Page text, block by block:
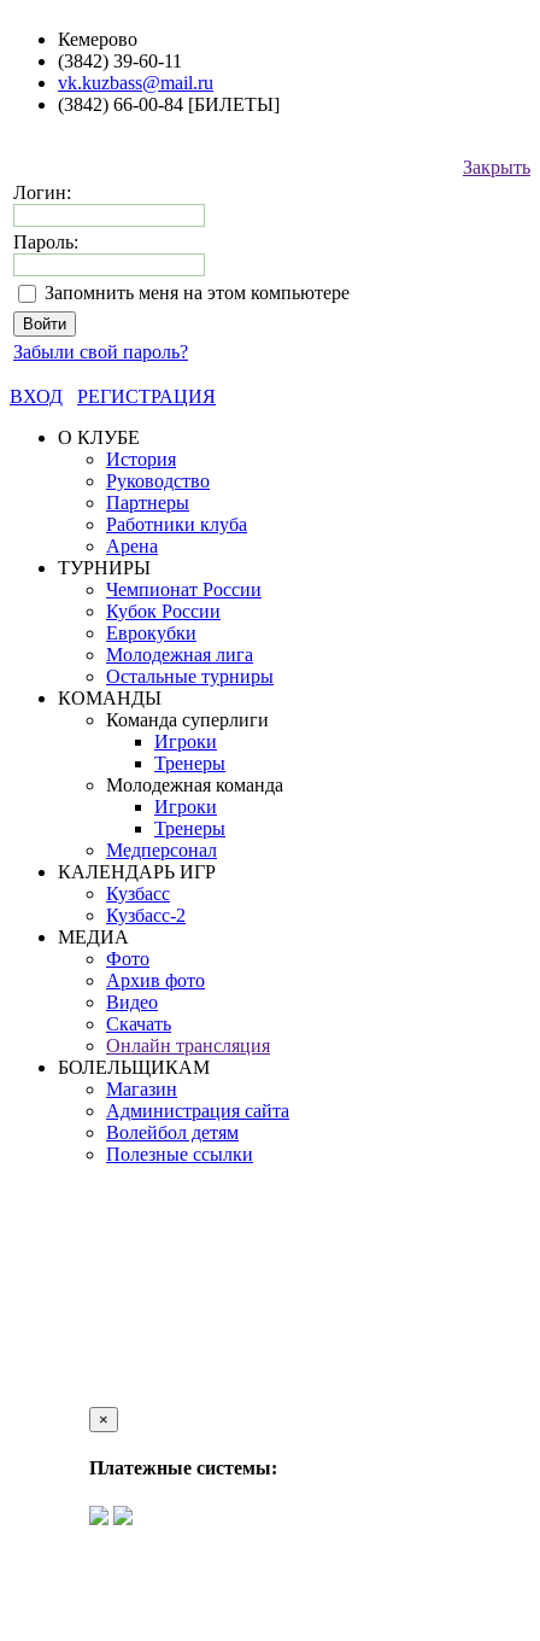
Кемерово
(3842) 39-60-11
vk.kuzbass@mail.ru
(3842) 66-00-84 [БИЛЕТЫ]
Закрыть
Логин:
Пароль:
Запомнить меня на этом компьютере
Забыли свой пароль?
ВХОД
РЕГИСТРАЦИЯ
О КЛУБЕ
История
Руководство
Партнеры
Работники клуба
Арена
ТУРНИРЫ
Чемпионат России
Кубок России
Еврокубки
Молодежная лига
Остальные турниры
КОМАНДЫ
Команда суперлиги
Игроки
Тренеры
Молодежная команда
Игроки
Тренеры
Медперсонал
КАЛЕНДАРЬ ИГР
Кузбасс
Кузбасс-2
МЕДИА
Фото
Архив фото
Видео
Скачать
Онлайн трансляция
БОЛЕЛЬЩИКАМ
Магазин
Администрация сайта
Волейбол детям
Полезные ссылки
×
Платежные системы: